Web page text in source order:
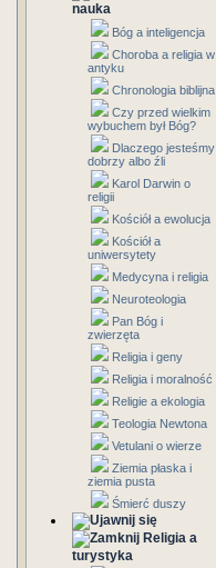
nauka
Bóg a inteligencja
Choroba a religia w
antyku
Chronologia biblijna
Czy przed wielkim
wybuchem był Bóg?
Dlaczego jesteśmy
dobrzy albo źli
Karol Darwin o
religii
Kościół a ewolucja
Kościół a
uniwersytety
Medycyna i religia
Neuroteologia
Pan Bóg i
zwierzęta
Religia i geny
Religia i moralność
Religie a ekologia
Teologia Newtona
Vetulani o wierze
Ziemia płaska i
ziemia pusta
Śmierć duszy
Religia a
turystyka